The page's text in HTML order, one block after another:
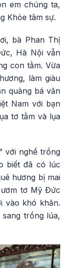
em chúng ta,
Khỏe tâm sự.
bà Phan Thị
Hà Nội vẫn
con tằm. Vừa
làm giàu
quảng bá văn
Nam với bạn
tơ tằm và lụa
với nghề trồng
biết đã có lúc
hương bị mai
ươm tơ Mỹ Đức
vào khó khăn.
trồng lúa,